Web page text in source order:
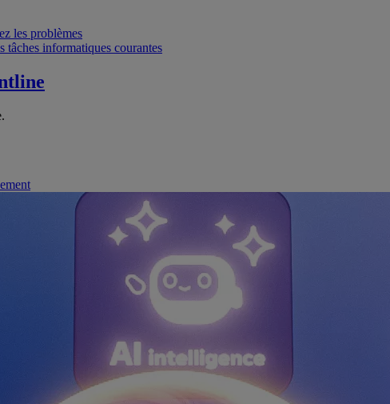
les problèmes
tâches informatiques courantes